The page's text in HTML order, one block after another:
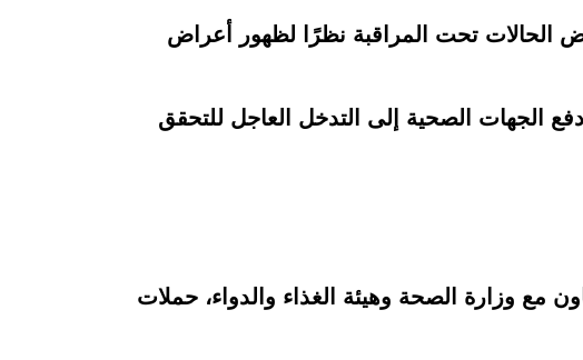
الحالات تحت المراقبة نظرًا لظهور أعراض
الجهات الصحية إلى التدخل العاجل للتحقق
مع وزارة الصحة وهيئة الغذاء والدواء، حملات